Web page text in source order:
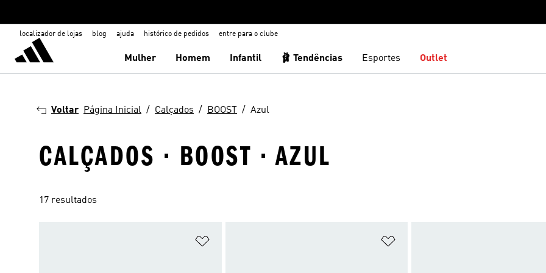
localizador de lojas blog ajuda histórico de pedidos entre para o clube
Mulher Homem Infantil 🩰 Tendências Esportes Outlet
Voltar Página Inicial Calçados BOOST Azul
CALÇADOS · BOOST · AZUL
17 resultados